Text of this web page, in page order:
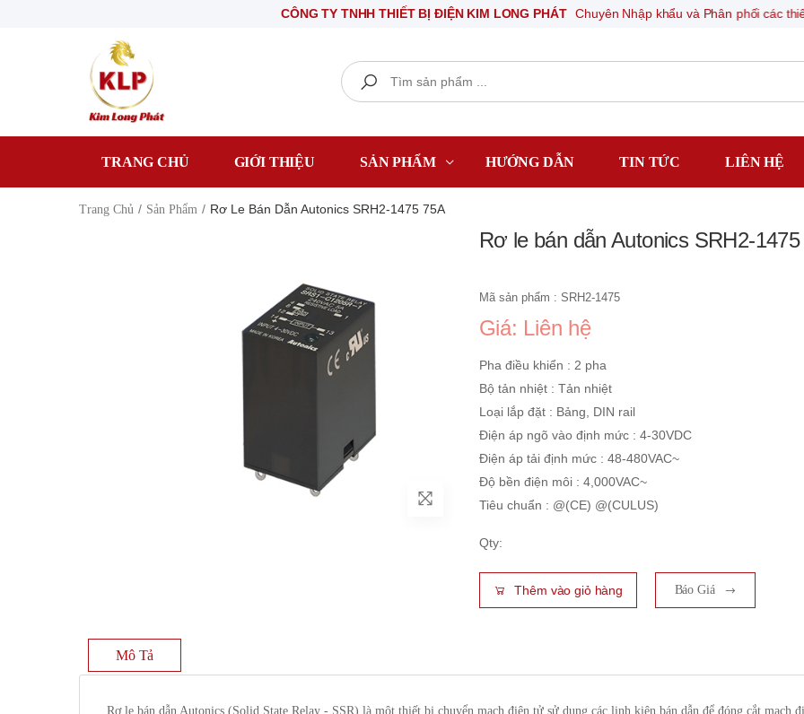
CÔNG TY TNHH THIẾT BỊ ĐIỆN KIM LONG PHÁT Chuyên Nhập khẩu và Phân phối các thiết bị khí
Search
TRANG CHỦ GIỚI THIỆU SẢN PHẨM HƯỚNG DẪN TIN TỨC LIÊN HỆ
Trang Chủ Sản Phẩm Rơ Le Bán Dẫn Autonics SRH2-1475 75A
Rơ le bán dẫn Autonics SRH2-
Mã sản phẩm : SRH2-1475
Giá: Liên hệ
Pha điều khiển : 2 pha
Bộ tản nhiệt : Tản nhiệt
Loại lắp đặt : Bảng, DIN rail
Điện áp ngõ vào định mức : 4-30VDC
Điện áp tải định mức : 48-480VAC~
Độ bền điện môi : 4,000VAC~
Tiêu chuẩn : @(CE) @(CULUS)
Qty:
Thêm vào giỏ hàng Báo Giá
Mô Tả
Rơ le bán dẫn Autonics (Solid State Relay - SSR) là một thiết bị chuyển mạch điện tử sử dụng các linh kiện bán dẫn để đóng cắt mạch